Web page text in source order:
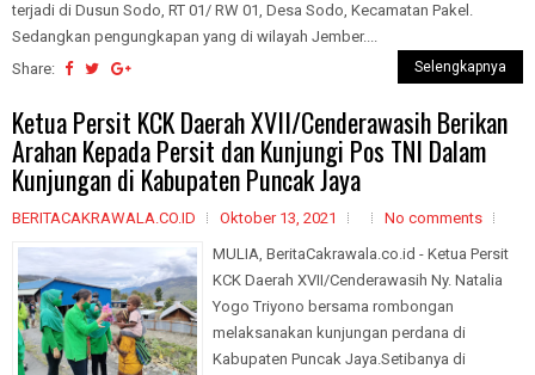
terjadi di Dusun Sodo, RT 01/ RW 01, Desa Sodo, Kecamatan Pakel.
Sedangkan pengungkapan yang di wilayah Jember....
Share:
Selengkapnya
Ketua Persit KCK Daerah XVII/Cenderawasih Berikan
Arahan Kepada Persit dan Kunjungi Pos TNI Dalam
Kunjungan di Kabupaten Puncak Jaya
BERITACAKRAWALA.CO.ID Oktober 13, 2021
No comments
MULIA, BeritaCakrawala.co.id - Ketua Persit
KCK Daerah XVII/Cenderawasih Ny. Natalia
Yogo Triyono bersama rombongan
melaksanakan kunjungan perdana di
Kabupaten Puncak Jaya.Setibanya di